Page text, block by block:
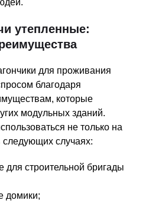
утепленные:
для проживания
благодаря
которые
модульных зданий.
не только на
следующих случаях:
для строительной бригады
домики;